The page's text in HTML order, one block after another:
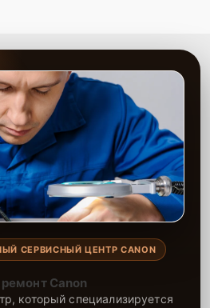
СЕРВИСНЫЙ ЦЕНТР CANON
Canon
который специализируется